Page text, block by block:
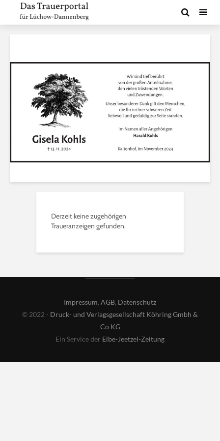
Derzeit keine zugehörigen
Traueranzeigen gefunden.
Impressum, AGB, Datenschutz
© 2022 - Druck- und Verlagsgesellschaft Köhring Gmbh &
Co KG
Ein Service der Elbe-Jeetzel-Zeitung